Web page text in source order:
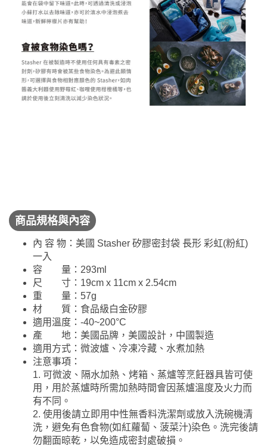
商品規格與內容
內 容 物：美國 Stasher 矽膠密封袋 長形 彩虹(粉紅)
一入
容 量：293ml
尺 寸：19cm x 11cm x 2.54cm
重 量：57g
材 質：食品級白金矽膠
適用溫度：-40~200°C
產 地：美國品牌，美國設計，中國製造
適用方式：微波爐、冷凍冷藏、水煮加熱
注意事項：
1. 可微波、隔水加熱、烤箱、蒸爐等烹飪器具皆可使
用，用於蒸爐時所需加熱時間會因蒸爐溫度及火力而
有不同。
2. 使用後請立即用中性無香料洗潔劑或放入洗碗機清
洗，避免有色食物(如紅蘿蔔、菠菜汁)染色。洗完後請
勿翻面晾乾，以免造成密封處破損。